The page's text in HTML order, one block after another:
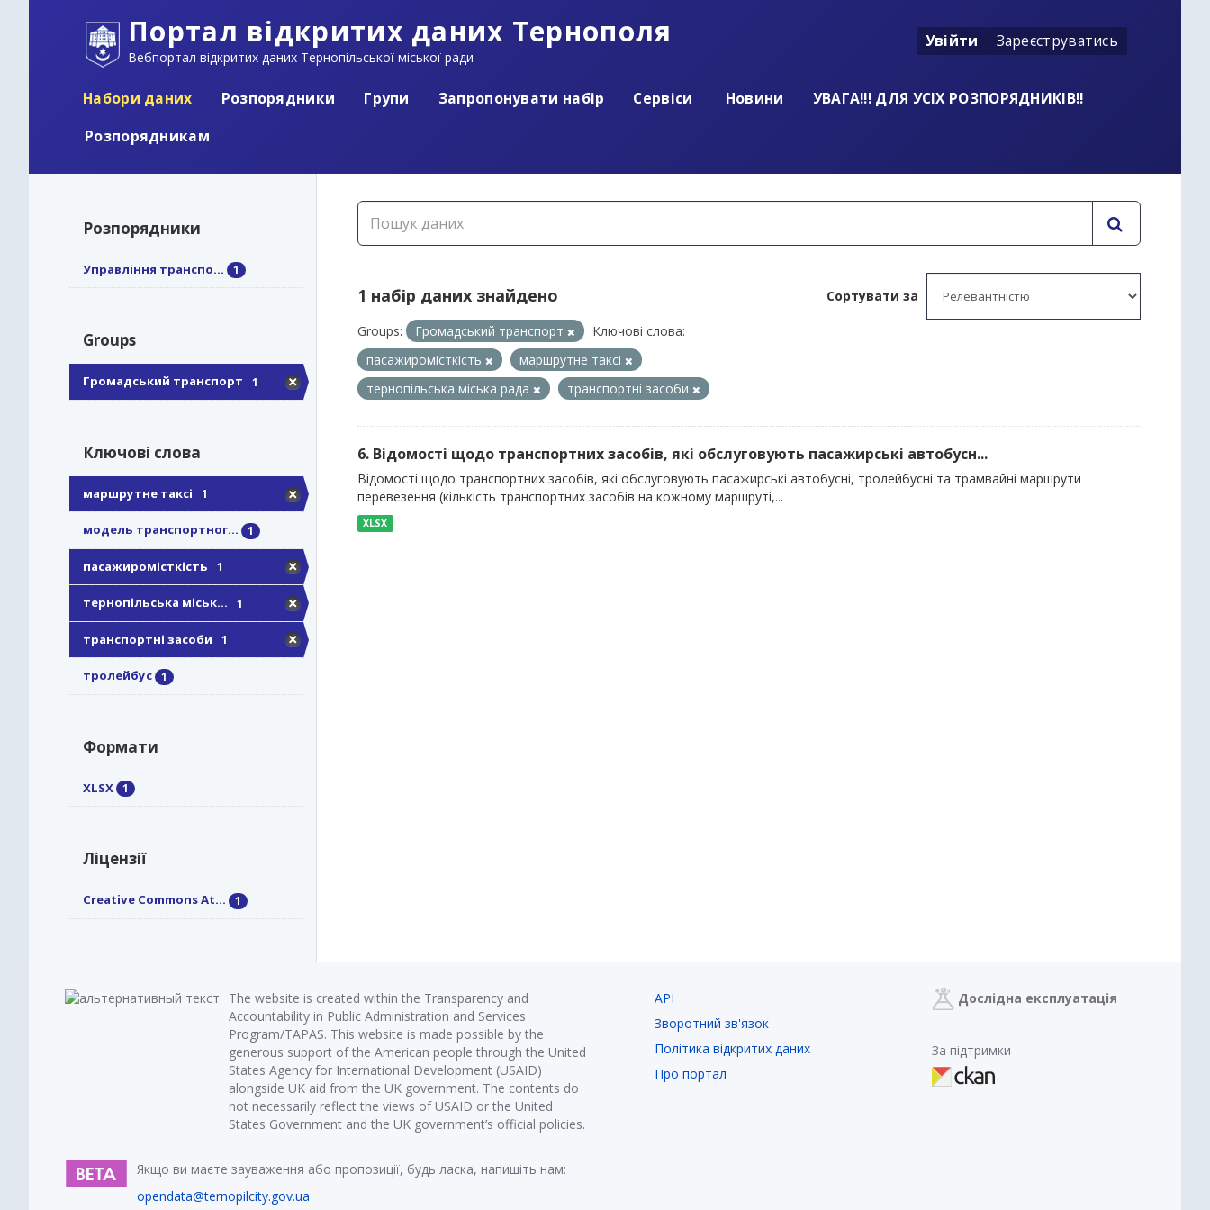
Портал відкритих даних Тернополя
Вебпортал відкритих даних Тернопільської міської ради
Увійти Зареєструватись
Набори даних Розпорядники Групи Запропонувати набір Сервіси Новини
УВАГА!!! ДЛЯ УСІХ РОЗПОРЯДНИКІВ!!
Розпорядникам
Розпорядники
Управління транспо... 1
Groups
Громадський транспорт 1
Ключові слова
маршрутне таксі 1
модель транспортног... 1
пасажиромісткість 1
тернопільська міськ... 1
транспортні засоби 1
тролейбус 1
Формати
XLSX 1
Ліцензії
Creative Commons At... 1
Сортувати за
1 набір даних знайдено
Groups: Громадський транспорт
Ключові слова:
пасажиромісткість
маршрутне таксі
тернопільська міська рада
транспортні засоби
6. Відомості щодо транспортних засобів, які обслуговують пасажирські автобусн...
Відомості щодо транспортних засобів, які обслуговують пасажирські автобусні, тролейбусні та трамвайні маршрути
перевезення (кількість транспортних засобів на кожному маршруті,...
XLSX
The website is created within the Transparency and
Accountability in Public Administration and Services
Program/TAPAS. This website is made possible by the
generous support of the American people through the United
States Agency for International Development (USAID)
alongside UK aid from the UK government. The contents do
not necessarily reflect the views of USAID or the United
States Government and the UK government’s official policies.
Якщо ви маєте зауваження або пропозиції, будь ласка, напишіть нам:
opendata@ternopilcity.gov.ua
API
Зворотний зв'язок
Політика відкритих даних
Про портал
Дослідна експлуатація
За підтримки